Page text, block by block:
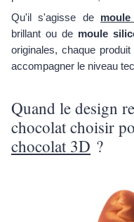
Qu'il s'agisse de
brillant ou de moule
originales, chaque
accompagner le niveau
Quand le design
chocolat choisir
chocolat 3D ?